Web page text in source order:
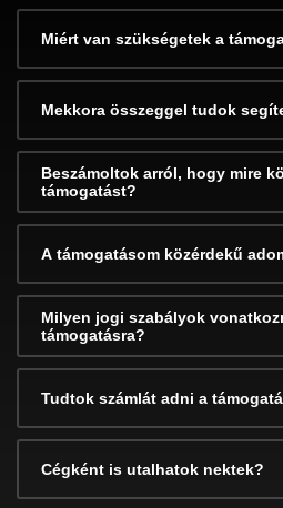
Miért van szükségetek a
Mekkora összeggel tudok
Beszámoltok arról, hogy mire
támogatást?
A támogatásom közérdekű
Milyen jogi szabályok
támogatásra?
Tudtok számlát adni a
Cégként is utalhatok nektek?